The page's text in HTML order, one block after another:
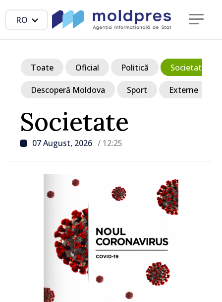
RO
Societate
07 August, 2026 / 12:25
Toate Oficial Politică Societate
Descoperă Moldova Sport Externe